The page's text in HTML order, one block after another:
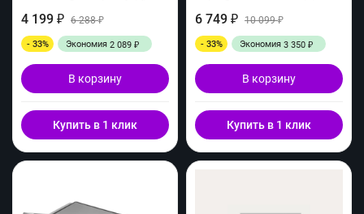
4 199 ₽ 6 288₽
- 33% Экономия 2 089 ₽
В корзину
Купить в 1 клик
6 749 ₽ 10 099₽
- 33% Экономия 3 350 ₽
В корзину
Купить в 1 клик